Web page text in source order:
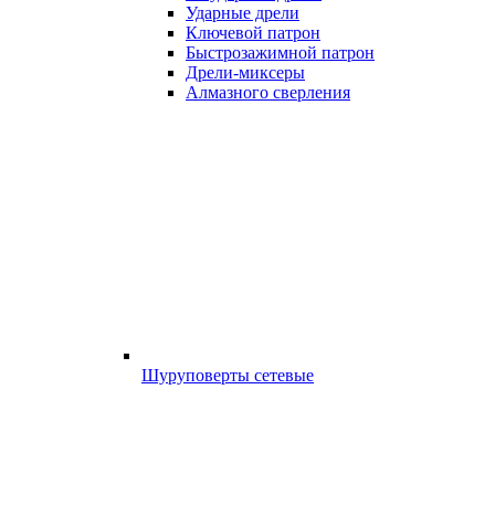
Ударные дрели
Ключевой патрон
Быстрозажимной патрон
Дрели-миксеры
Алмазного сверления
Шуруповерты сетевые